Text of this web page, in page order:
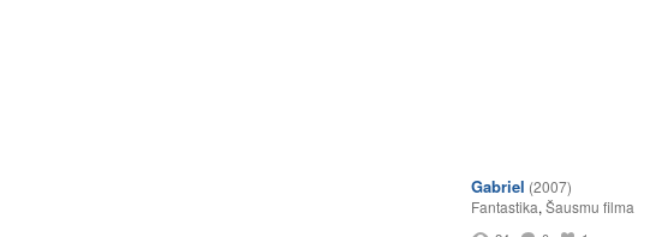
Gabriel (2007)
Fantastika, Šausmu filma